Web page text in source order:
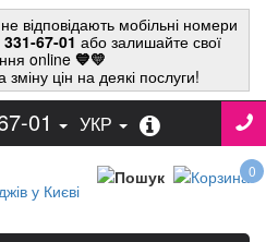
відповідають мобільні номери
67-01 або залишайте свої
online💙💛
цін на деякі послуги!
01 УКР
0